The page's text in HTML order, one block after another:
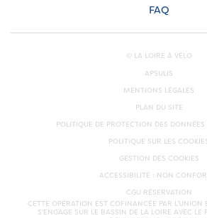
FAQ
© LA LOIRE À VÉLO
APSULIS
MENTIONS LÉGALES
PLAN DU SITE
POLITIQUE DE PROTECTION DES DONNÉES
POLITIQUE SUR LES
GESTION DES COOKIES
ACCESSIBILITÉ : NON
CGU RÉSERVATION
CETTE OPÉRATION EST COFINANCÉE PAR L’UNION
S'ENGAGE SUR LE BASSIN DE LA LOIRE AVEC LE